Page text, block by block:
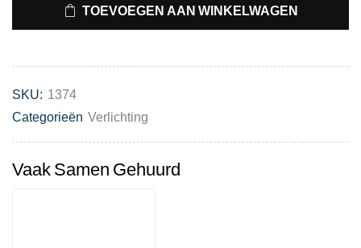
TOEVOEGEN AAN WINKELWAGEN
SKU: 1374
Categorieën Verlichting
Vaak Samen Gehuurd